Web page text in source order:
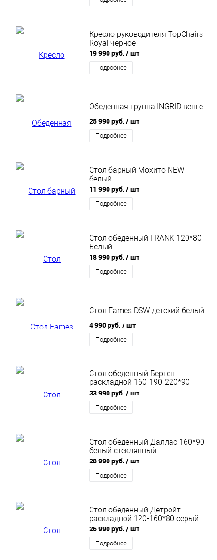
Кресло руководителя TopChairs
Royal черное
19 990 руб. / шт
Подробнее
Обеденная группа INGRID венге
25 990 руб. / шт
Подробнее
Стол барный Мохито NEW
белый
11 990 руб. / шт
Подробнее
Стол обеденный FRANK 120*80
Белый
18 990 руб. / шт
Подробнее
Стол Eames DSW детский белый
4 990 руб. / шт
Подробнее
Стол обеденный Берген
раскладной 160-190-220*90
белый
33 990 руб. / шт
Подробнее
Стол обеденный Даллас 160*90
белый стеклянный
28 990 руб. / шт
Подробнее
Стол обеденный Детройт
раскладной 120-160*80 серый
26 990 руб. / шт
Подробнее